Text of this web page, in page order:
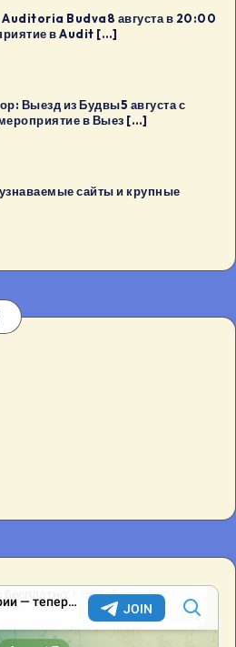
Budva8 августа в 20:00
в Audit […]
Выезд из Будвы5 августа с
в Выез […]
сайты и крупные